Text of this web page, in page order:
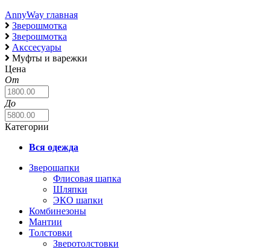
AnnyWay главная
Зверошмотка
Зверошмотка
Акссесуары
Муфты и варежки
Цена
От
До
Категории
Вся одежда
Зверошапки
Флисовая шапка
Шляпки
ЭКО шапки
Комбинезоны
Мантии
Толстовки
Зверотолстовки